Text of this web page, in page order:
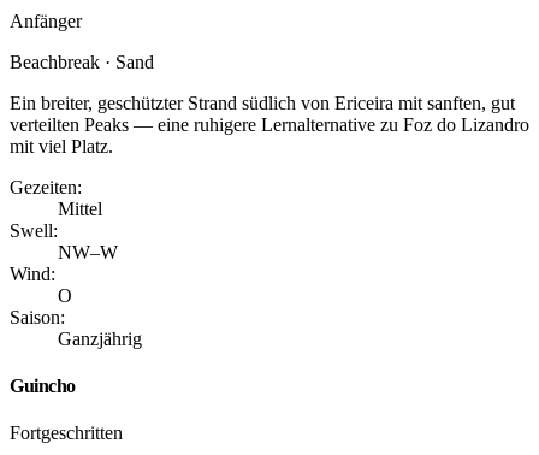
Anfänger
Beachbreak · Sand
Ein breiter, geschützter Strand südlich von Ericeira mit sanften, gut
verteilten Peaks — eine ruhigere Lernalternative zu Foz do Lizandro
mit viel Platz.
Gezeiten:
Mittel
Swell:
NW–W
Wind:
O
Saison:
Ganzjährig
Guincho
Fortgeschritten